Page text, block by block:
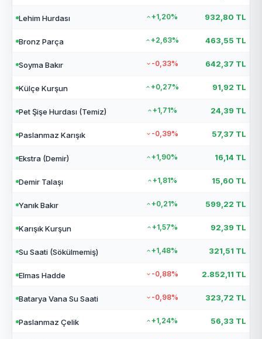
Lehim Hurdası +1,20% 932,80 TL
Bronz Parça +2,63% 463,55 TL
Soyma Bakır -0,33% 642,37 TL
Külçe Kurşun +0,27% 91,92 TL
Pet Şişe Hurdası (Temiz) +1,71% 24,39 TL
Paslanmaz Karışık -0,39% 57,37 TL
Ekstra (Demir) +1,90% 16,14 TL
Demir Talaşı +1,81% 15,60 TL
Yanık Bakır +0,21% 599,22 TL
Karışık Kurşun +1,57% 92,39 TL
Su Saati (Sökülmemiş) +1,48% 321,51 TL
Elmas Hadde -0,88% 2.852,11 TL
Batarya Vana Su Saati -0,98% 323,72 TL
Paslanmaz Çelik +1,24% 56,33 TL